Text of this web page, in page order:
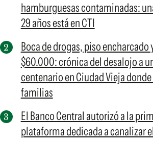
hamburguesas contaminadas:
29 años está en CTI
Boca de drogas, piso encharcado
$60.000: crónica del desalojo a
centenario en Ciudad Vieja
familias
El Banco Central autorizó a la
plataforma dedicada a canalizar